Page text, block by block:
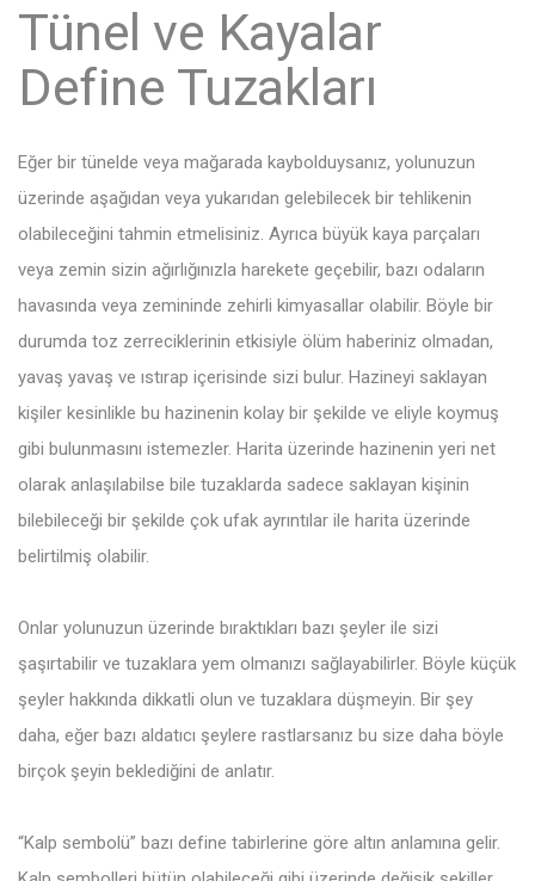
Tünel ve Kayalar
Define Tuzakları
Eğer bir tünelde veya mağarada kaybolduysanız, yolunuzun
üzerinde aşağıdan veya yukarıdan gelebilecek bir tehlikenin
olabileceğini tahmin etmelisiniz. Ayrıca büyük kaya parçaları
veya zemin sizin ağırlığınızla harekete geçebilir, bazı odaların
havasında veya zemininde zehirli kimyasallar olabilir. Böyle bir
durumda toz zerreciklerinin etkisiyle ölüm haberiniz olmadan,
yavaş yavaş ve ıstırap içerisinde sizi bulur. Hazineyi saklayan
kişiler kesinlikle bu hazinenin kolay bir şekilde ve eliyle koymuş
gibi bulunmasını istemezler. Harita üzerinde hazinenin yeri net
olarak anlaşılabilse bile tuzaklarda sadece saklayan kişinin
bilebileceği bir şekilde çok ufak ayrıntılar ile harita üzerinde
belirtilmiş olabilir.
Onlar yolunuzun üzerinde bıraktıkları bazı şeyler ile sizi
şaşırtabilir ve tuzaklara yem olmanızı sağlayabilirler. Böyle küçük
şeyler hakkında dikkatli olun ve tuzaklara düşmeyin. Bir şey
daha, eğer bazı aldatıcı şeylere rastlarsanız bu size daha böyle
birçok şeyin beklediğini de anlatır.
“Kalp sembolü” bazı define tabirlerine göre altın anlamına gelir.